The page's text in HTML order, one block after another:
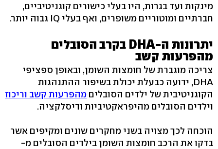
מינקות ועד בגרות, היו בעלי כישורים קוגניטיביים,
חברתיים ומוטוריים משופרים, ואף בעלי IQ גבוה יותר.
יתרונות ה-DHA בקרב הסובלים
מהפרעות קשב
צריכה מוגברת של חומצות השומן, ובאופן ספציפי
DHA, ידועה כבעלת יכולת בשיפור ההתנהגות
הקוגניטיבית של ילדים הסובלים מהפרעות קשב וריכוז
וילדים הסובלים מהיפראקטיביות ודיסלקציה.
הוכחה לכך מצויה בשני מחקרים שונים ומקיפים אשר
בדקו את הרכב חומצות השומן בילדים הסובלים מ-